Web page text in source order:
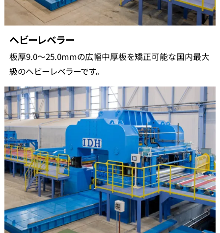
ヘビーレベラー
板厚9.0～25.0mmの広幅中厚板を矯正可能な国内最大
級のヘビーレベラーです。